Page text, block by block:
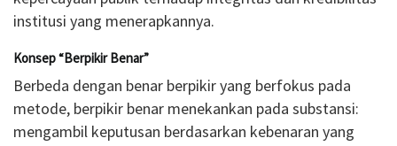
institusi yang menerapkannya.
Konsep “Berpikir Benar”
Berbeda dengan benar berpikir yang berfokus pada
metode, berpikir benar menekankan pada substansi:
mengambil keputusan berdasarkan kebenaran yang